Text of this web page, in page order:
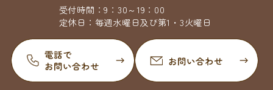
受付時間：9：30～19：00
定休日： 毎週水曜日及び第1・3火曜日